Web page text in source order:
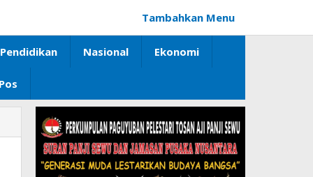
Tambahkan Menu
Pendidikan Nasional Ekonomi